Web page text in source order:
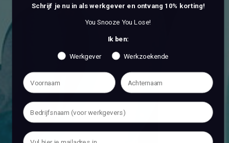
Schrijf je nu in als werkgever en ontvang 10% korting!
You Snooze You Lose!
Ik ben:
Werkgever Werkzoekende